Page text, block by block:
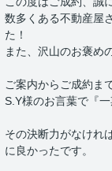
数多くある不動産屋
た！
また、沢山のお褒め
ご案内からご成約ま
S.Y様のお言葉で『
その決断力がなけれ
に良かったです。